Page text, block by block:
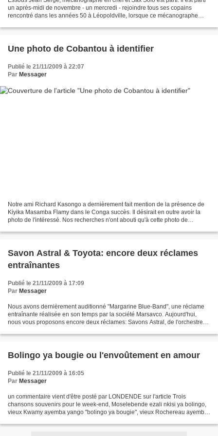
un après-midi de novembre - un mercredi - rejoindre tous ses copains
rencontré dans les années 50 à Léopoldville, lorsque ce mécanographe
Une photo de Cobantou à identifier
Publié le 21/11/2009 à 22:07
Par Messager
Notre ami Richard Kasongo a dernièrement fait mention de la présence de
Kiyika Masamba Flamy dans le Conga succès. Il désirait en outre avoir la
photo de l'intéressé. Nos recherches n'ont abouti qu'à cette photo de
Savon Astral & Toyota: encore deux réclames
entraînantes
Publié le 21/11/2009 à 17:09
Par Messager
Nous avons dernièrement auditionné "Margarine Blue-Band", une réclame
entraînante réalisée en son temps par la société Marsavco. Aujourd'hui,
nous vous proposons encore deux réclames: Savons Astral, de l'orchestre
Bolingo ya bougie ou l'envoûtement en amour
Publié le 21/11/2009 à 16:05
Par Messager
un commentaire vient d'être posté par LONDENDE sur l'article Trois
chansons souvenirs pour le week-end, Moselebende ezali nkisi ya bolingo,
vieux Kwamy ayemba yango "bolingo ya bougie", vieux Rochereau ayemba